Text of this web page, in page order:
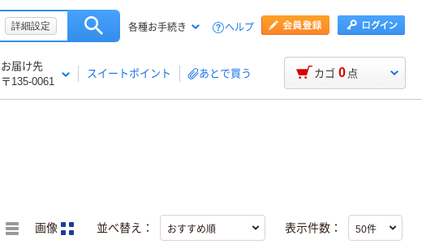
詳細設定 各種お手続き ヘルプ
お届け先
〒135-0061
スイートポイント あとで買う カゴ 0 点
画像 並べ替え： 表示件数：